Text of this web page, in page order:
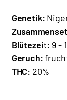
Genetik:
Blütezeit: 9 -
Geruch:
THC: 20%